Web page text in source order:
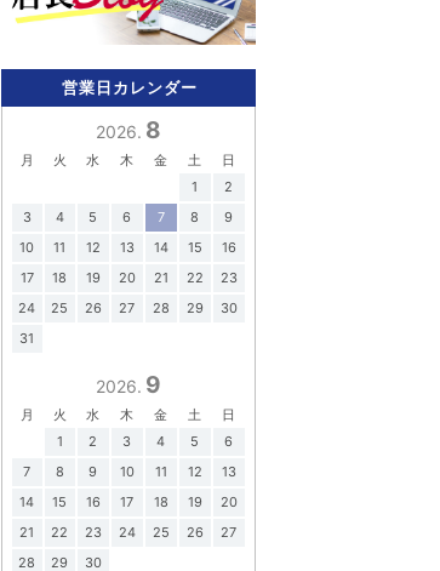
営業日カレンダー
2026. 8
月 火 水 木 金 土
日
1
2
3
4 5 6 7 8
9
10
11 12 13 14 15
16
17
18 19 20 21 22
23
24
25 26 27 28 29
30
31
2026. 9
月 火 水 木 金 土
日
1
2 3 4 5
6
7
8 9 10 11 12
13
14
15 16 17 18 19
20
21
22 23 24 25 26
27
28
29 30